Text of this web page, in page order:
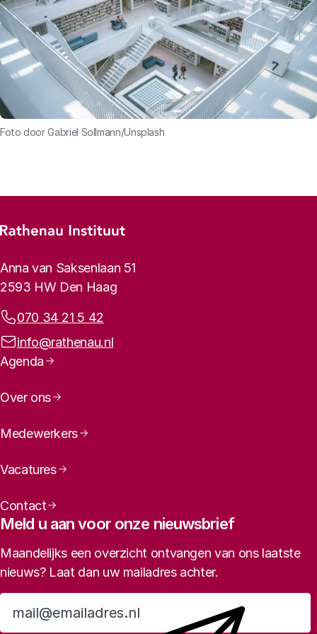
Foto door Gabriel Sollmann/Unsplash
Footer-menu
Rathenau logo, naar de homepage
Contactinformatie
Anna van Saksenlaan 51
2593 HW Den Haag
Telefoonnummer:
070 34 21 5 42
E-mailadres:
info@rathenau.nl
Paginanavigatie
Agenda
Over ons
Medewerkers
Vacatures
Contact
Meld u aan voor onze nieuwsbrief
Maandelijks een overzicht ontvangen van ons laatste
nieuws? Laat dan uw mailadres achter.
Aanmelden